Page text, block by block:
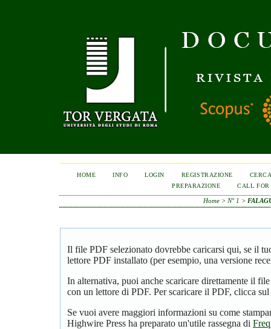
HOME INFO LOGIN REGISTRAZIONE
PREPARAZIONE
CALL FOR
Home> N° 1 >
Il file PDF selezionato dovrebbe caricarsi qui, se il
lettore PDF installato (per esempio, una versione
In alternativa, puoi anche scaricare direttamente il
con un lettore di PDF. Per scaricare il PDF, clicca
Se vuoi avere maggiori informazioni su come
Highwire Press ha preparato un'utile rassegna di